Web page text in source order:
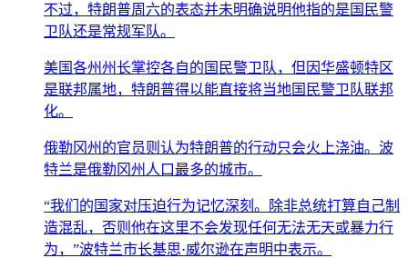
不过，特朗普周六的表态并未明确说明他指的是国民警
卫队还是常规军队。
美国各州州长掌控各自的国民警卫队，但因华盛顿特区
是联邦属地，特朗普得以能直接将当地国民警卫队联邦
化。
俄勒冈州的官员则认为特朗普的行动只会火上浇油。波
特兰是俄勒冈州人口最多的城市。
“我们的国家对压迫行为记忆深刻。除非总统打算自己制
造混乱，否则他在这里不会发现任何无法无天或暴力行
为，”波特兰市长基思·威尔逊在声明中表示。